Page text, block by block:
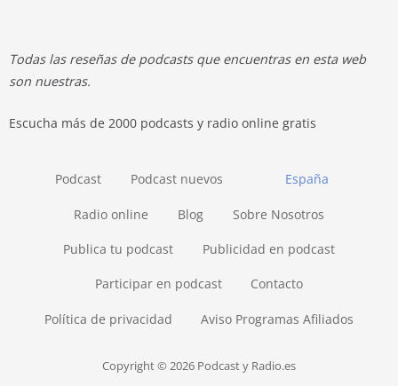
Todas las reseñas de podcasts que encuentras en esta web
son nuestras.
Escucha más de 2000 podcasts y radio online gratis
España
Podcast Podcast nuevos
Radio online Blog Sobre Nosotros
Publica tu podcast Publicidad en podcast
Participar en podcast Contacto
Política de privacidad Aviso Programas Afiliados
Copyright © 2026 Podcast y Radio.es